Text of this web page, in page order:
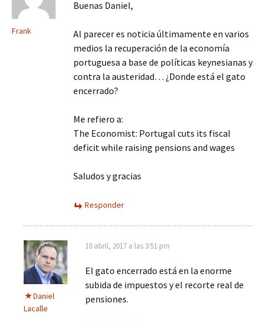
Frank
Buenas Daniel,
Al parecer es noticia últimamente en varios
medios la recuperación de la economía
portuguesa a base de políticas keynesianas y
contra la austeridad… ¿Donde está el gato
encerrado?
Me refiero a:
The Economist: Portugal cuts its fiscal
deficit while raising pensions and wages
Saludos y gracias
Responder
Daniel
Lacalle
10 abril, 2017 a las 3:51 pm
El gato encerrado está en la enorme
subida de impuestos y el recorte real de
pensiones.